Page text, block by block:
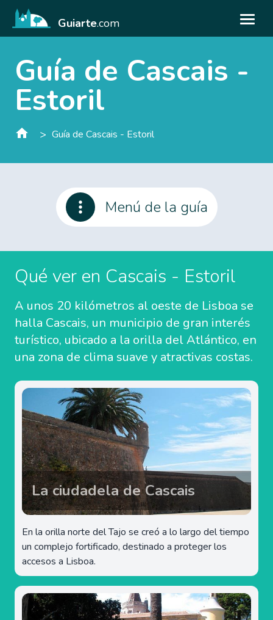
Guiarte.com
Guía de Cascais -
Estoril
> Guía de Cascais - Estoril
Menú de la guía
Qué ver en Cascais - Estoril
A unos 20 kilómetros al oeste de Lisboa se
halla Cascais, un municipio de gran interés
turístico, ubicado a la orilla del Atlántico, en
una zona de clima suave y atractivas costas.
La ciudadela de Cascais
En la orilla norte del Tajo se creó a lo largo del tiempo
un complejo fortificado, destinado a proteger los
accesos a Lisboa.